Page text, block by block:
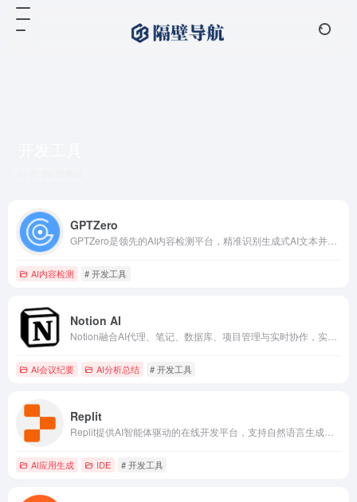
GPTZero
AI内容检测 # 开发工具
Notion AI
AI会议纪要 AI分析总结 # 开发工具
Replit
AI应用生成 IDE # 开发工具